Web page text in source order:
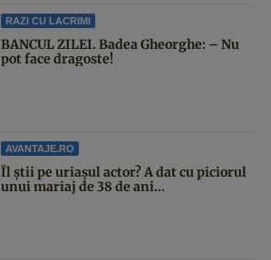
RAZI CU LACRIMI
BANCUL ZILEI. Badea Gheorghe: – Nu
pot face dragoste!
AVANTAJE.RO
Îl știi pe uriașul actor? A dat cu piciorul
unui mariaj de 38 de ani...